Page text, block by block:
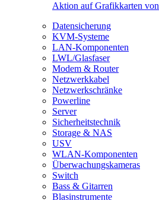
Aktion auf Grafikkarten
Datensicherung
KVM-Systeme
LAN-Komponenten
LWL/Glasfaser
Modem & Router
Netzwerkkabel
Netzwerkschränke
Powerline
Server
Sicherheitstechnik
Storage & NAS
USV
WLAN-Komponenten
Überwachungskameras
Switch
Bass & Gitarren
Blasinstrumente